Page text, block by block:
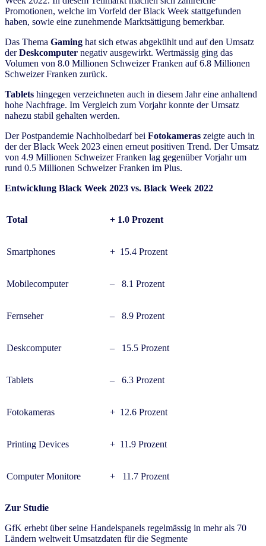
Promotionen, welche im Vorfeld der Black Week stattgefunden
haben, sowie eine zunehmende Marktsättigung bemerkbar.
Das Thema Gaming hat sich etwas abgekühlt und auf den Umsatz
derDeskcomputer negativ ausgewirkt. Wertmässig ging das
Volumen von 8.0 Millionen Schweizer Franken auf 6.8 Millionen
Schweizer Franken zurück.
Tablets hingegen verzeichneten auch in diesem Jahr eine anhaltend
hohe Nachfrage. Im Vergleich zum Vorjahr konnte der Umsatz
nahezu stabil gehalten werden.
Der Postpandemie Nachholbedarf bei Fotokameras zeigte auch in
der der Black Week 2023 einen erneut positiven Trend. Der Umsatz
von 4.9 Millionen Schweizer Franken lag gegenüber Vorjahr um
rund 0.5 Millionen Schweizer Franken im Plus.
Entwicklung Black Week 2023 vs. Black Week 2022
Total + 1.0 Prozent
Smartphones + 15.4 Prozent
Mobilecomputer – 8.1 Prozent
Fernseher – 8.9 Prozent
Deskcomputer – 15.5 Prozent
Tablets – 6.3 Prozent
Fotokameras + 12.6 Prozent
Printing Devices + 11.9 Prozent
Computer Monitore + 11.7 Prozent
Zur Studie
GfK erhebt über seine Handelspanels regelmässig in mehr als 70
Ländern weltweit Umsatzdaten für die Segmente